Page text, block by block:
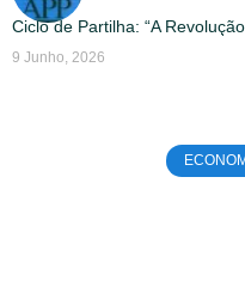
Ciclo de Partilha: “A
9 Junho, 2026